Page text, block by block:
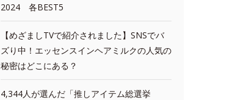
2024 各BEST5
【めざましTVで紹介されました】SNSでバ
ズり中！エッセンスインヘアミルクの人気の
秘密はどこにある？
4,344人が選んだ「推しアイテム総選挙